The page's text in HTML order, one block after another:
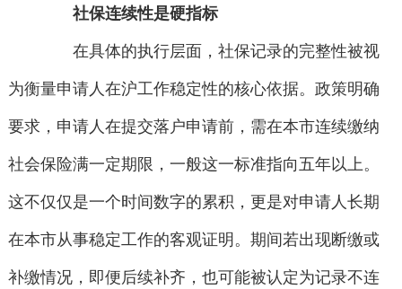
社保连续性是硬指标
在具体的执行层面，社保记录的完整性被视
为衡量申请人在沪工作稳定性的核心依据。政策明确
要求，申请人在提交落户申请前，需在本市连续缴纳
社会保险满一定期限，一般这一标准指向五年以上。
这不仅仅是一个时间数字的累积，更是对申请人长期
在本市从事稳定工作的客观证明。期间若出现断缴或
补缴情况，即便后续补齐，也可能被认定为记录不连